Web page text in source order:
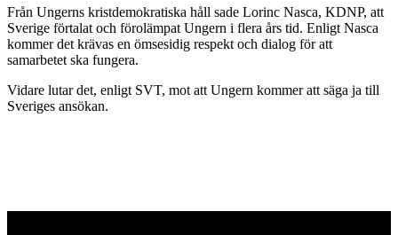
Från Ungerns kristdemokratiska håll sade Lorinc Nasca, KDNP, att
Sverige förtalat och förolämpat Ungern i flera års tid. Enligt Nasca
kommer det krävas en ömsesidig respekt och dialog för att
samarbetet ska fungera.
Vidare lutar det, enligt SVT, mot att Ungern kommer att säga ja till
Sveriges ansökan.